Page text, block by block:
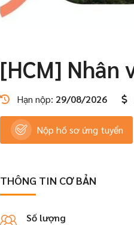
[HCM] Nhân
Hạn nộp: 29/08/2026
Nộp hồ sơ ứng tuyển
THÔNG TIN CƠ BẢN
Số lượng